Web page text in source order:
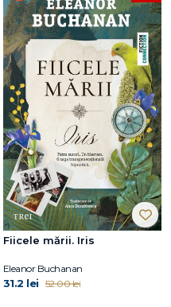
Fiicele mării. Iris
Eleanor Buchanan
31.2 lei 52.00 lei